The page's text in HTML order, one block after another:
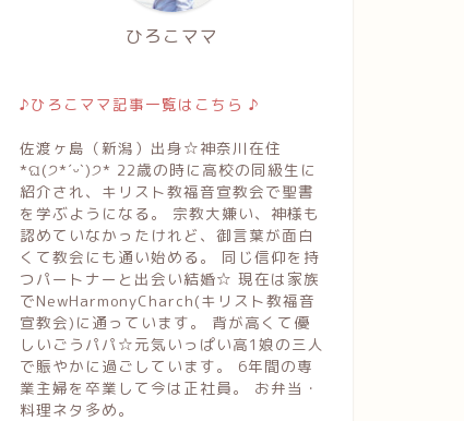
ひろこママ
♪ひろこママ記事一覧はこちら ♪
佐渡ヶ島（新潟）出身☆神奈川在住
*ଘ(੭*ˊᵕˋ)੭* 22歳の時に高校の同級生に
紹介され、キリスト教福音宣教会で聖書
を学ぶようになる。 宗教大嫌い、神様も
認めていなかったけれど、御言葉が面白
くて教会にも通い始める。 同じ信仰を持
つパートナーと出会い結婚☆ 現在は家族
でNewHarmonyCharch(キリスト教福音
宣教会)に通っています。 背が高くて優
しいごうパパ☆元気いっぱい高1娘の三人
で賑やかに過ごしています。 6年間の専
業主婦を卒業して今は正社員。 お弁当・
料理ネタ多め。